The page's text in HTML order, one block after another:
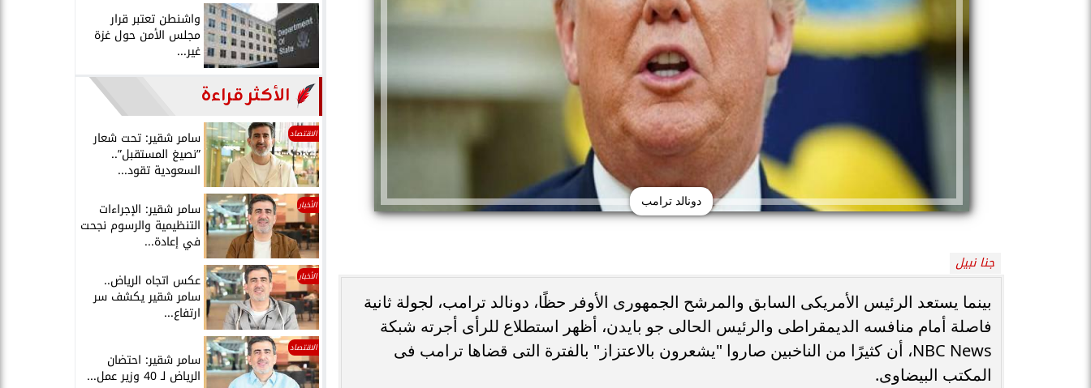
دونالد ترامب
جنا نبيل
بينما يستعد الرئيس الأمريكى السابق والمرشح الجمهورى الأوفر حظًا، دونالد ترامب، لجولة ثانية
فاصلة أمام منافسه الديمقراطى والرئيس الحالى جو بايدن، أظهر استطلاع للرأى أجرته شبكة
NBC News، أن كثيرًا من الناخبين صاروا "يشعرون بالاعتزاز" بالفترة التى قضاها ترامب فى
المكتب البيضاوى.
واشنطن تعتبر قرار
مجلس الأمن حول غزة
غير...
الأكثر قراءة
الاقتصاد سامر شقير: تحت شعار
”نصيغ المستقبل”..
السعودية تقود...
الأخبار سامر شقير: الإجراءات
التنظيمية والرسوم نجحت
في إعادة...
الأخبار عكس اتجاه الرياض..
سامر شقير يكشف سر
ارتفاع...
الاقتصاد
سامر شقير: احتضان
الرياض لـ 40 وزير عمل...